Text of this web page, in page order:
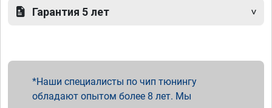
Гарантия 5 лет
Наши специалисты по чип тюнингу
обладают опытом более 8 лет. Мы